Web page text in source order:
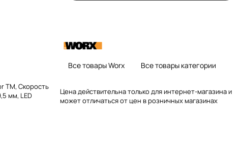
TM, Скорость
мм, LED
Все товары Worx Все товары категории
Цена действительна только для интернет-магазина и
может отличаться от цен в розничных магазинах